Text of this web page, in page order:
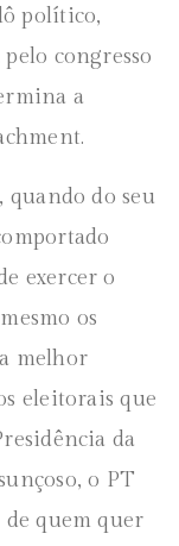
político,
congresso
a
do seu
exercer o
os
melhor
eleitorais que
da
o PT
quem quer